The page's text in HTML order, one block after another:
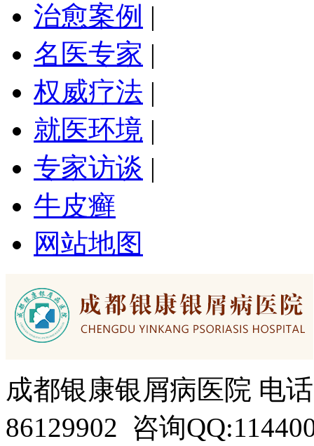
治愈案例 |
名医专家 |
权威疗法 |
就医环境 |
专家访谈 |
牛皮癣
网站地图
成都银康银屑病医院 电
86129902 咨询